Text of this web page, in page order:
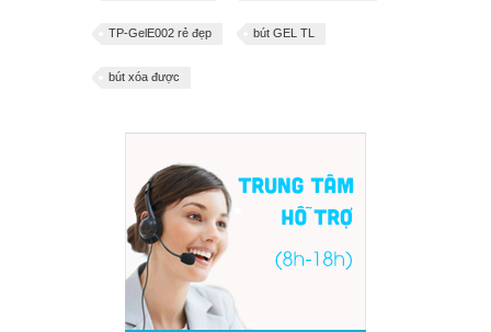
TP-GelE002 rẻ đẹp bút GEL TL
bút xóa được